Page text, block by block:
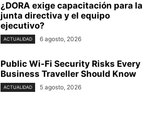
¿DORA exige capacitación para la
junta directiva y el equipo
ejecutivo?
ACTUALIDAD 6 agosto, 2026
Public Wi-Fi Security Risks Every
Business Traveller Should Know
ACTUALIDAD 5 agosto, 2026